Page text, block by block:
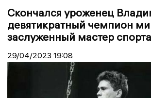
Скончался уроженец
девятикратный чемпион
заслуженный мастер
29/04/2023 19:08